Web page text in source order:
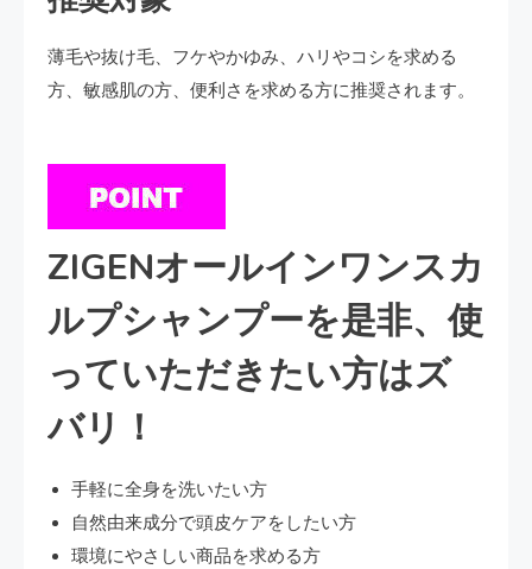
薄毛や抜け毛、フケやかゆみ、ハリやコシを求める
方、敏感肌の方、便利さを求める方に推奨されます。
ZIGENオールインワンスカ
ルプシャンプーを是非、使
っていただきたい方はズ
バリ！
手軽に全身を洗いたい方
自然由来成分で頭皮ケアをしたい方
環境にやさしい商品を求める方